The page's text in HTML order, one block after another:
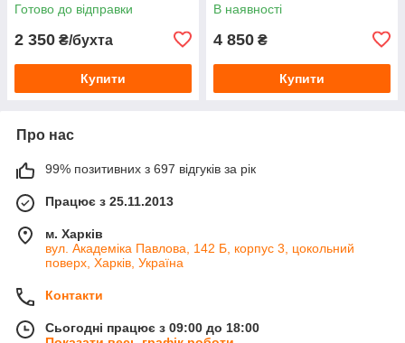
Готово до відправки
2 350 ₴/бухта
Купити
В наявності
4 850 ₴
Купити
Про нас
99% позитивних з 697 відгуків за рік
Працює з 25.11.2013
м. Харків
вул. Академіка Павлова, 142 Б, корпус 3, цокольний
поверх, Харків, Україна
Контакти
Сьогодні працює з 09:00 до 18:00